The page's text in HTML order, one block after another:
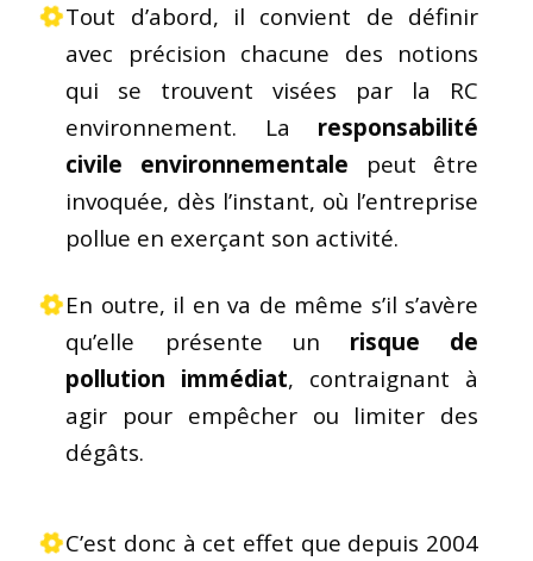
Tout d’abord, il convient de définir
avec précision chacune des notions
qui se trouvent visées par la RC
environnement. La responsabilité
civile environnementale peut être
invoquée, dès l’instant, où l’entreprise
pollue en exerçant son activité.
En outre, il en va de même s’il s’avère
qu’elle présente un risque de
pollution immédiat, contraignant à
agir pour empêcher ou limiter des
dégâts.
C’est donc à cet effet que depuis 2004